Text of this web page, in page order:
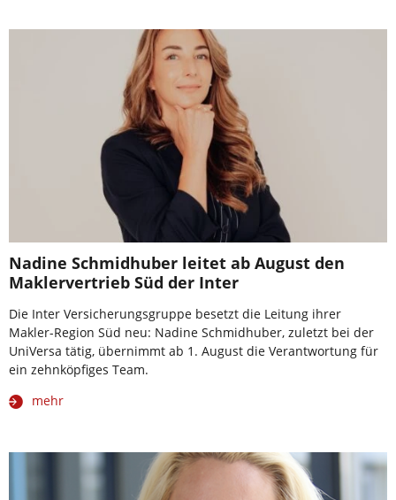
Nadine Schmidhuber leitet ab August den
Maklervertrieb Süd der Inter
Die Inter Versicherungsgruppe besetzt die Leitung ihrer
Makler-Region Süd neu: Nadine Schmidhuber, zuletzt bei der
UniVersa tätig, übernimmt ab 1. August die Verantwortung für
ein zehnköpfiges Team.
mehr